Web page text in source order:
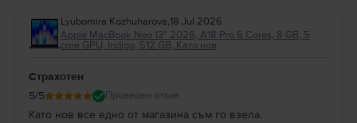
Lyubomira Kozhuharova,18 Jul 2026
Apple MacBook Neo 13″ 2026, A18 Pro 6 Cores, 8 GB, 5
core GPU, Indigo, 512 GB, Като нов
Страхотен
5/5 Проверен отзив
Като нов все едно от магазина съм го взела.